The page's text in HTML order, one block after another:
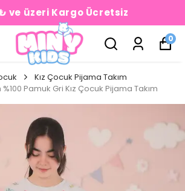
ve üzeri Kargo Ücretsiz
0
Kız Çocuk Pijama Takım
Pamuk Gri Kız Çocuk Pijama Takım